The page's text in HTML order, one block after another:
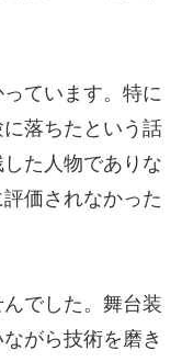
ています。特に
落ちたという話
た人物でありな
価されなかった
でした。舞台装
がら技術を磨き